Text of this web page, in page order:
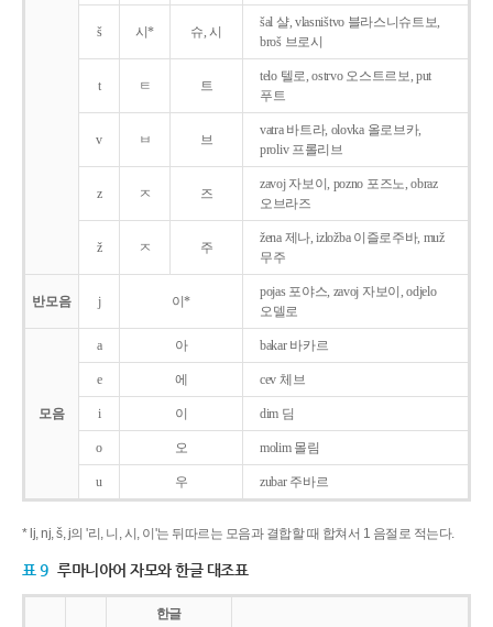
š 시* 슈, 시
šal 샬, vlasništvo 블라스니슈트보,
broš 브로시
t ㅌ 트
telo 텔로, ostrvo 오스트르보, put
푸트
v ㅂ 브
vatra 바트라, olovka 올로브카,
proliv 프롤리브
z ㅈ 즈
zavoj 자보이, pozno 포즈노, obraz
오브라즈
ž ㅈ 주
žena 제나, izložba 이즐로주바, muž
무주
반모음 j 이*
pojas 포야스, zavoj 자보이, odjelo
오델로
모음
a 아 bakar 바카르
e 에 cev 체브
i 이 dim 딤
o 오 molim 몰림
u 우 zubar 주바르
* lj, nj, š, j의 '리, 니, 시, 이'는 뒤따르는 모음과 결합할 때 합쳐서 1 음절로 적는다.
표 9 루마니아어 자모와 한글 대조표
한글